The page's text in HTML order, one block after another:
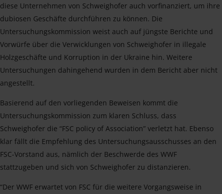
diese Unternehmen von Schweighofer auch vorfinanziert, um ihre
dubiosen Geschäfte durchführen zu können. Die
Untersuchungskommission weist auch auf jüngste Berichte und
Vorwürfe über die Verwicklungen von Schweighofer in illegale
Holzgeschäfte und Korruption in der Ukraine hin. Weitere
Untersuchungen dahingehend wurden in dem Bericht aber nicht
angestellt.
Basierend auf den vorliegenden Beweisen kommt die
Untersuchungskommission zum klaren Schluss, dass
Schweighofer die “FSC policy of Association” verletzt hat. Ebenso
klar fällt die Empfehlung des Untersuchungsausschusses an den
FSC-Vorstand aus, nämlich der Beschwerde des WWF
stattzugeben und sich von Schweighofer zu distanzieren.
“Der WWF erwartet von FSC für die weitere Vorgangsweise in